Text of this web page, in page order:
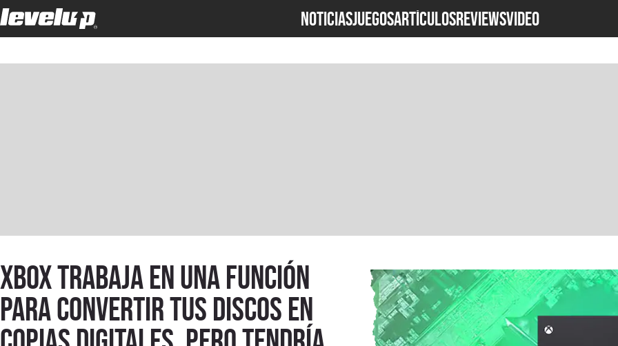
NOTICIASJUEGOSARTÍCULOSREVIEWSVideo
XBOX trabaja en una función
para convertir tus discos en